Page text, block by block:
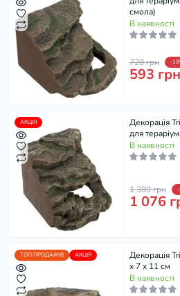
смола)
В наявності
728 грн -
593 грн
АКЦІЯ
Декорація
для
В наявності
1 389 грн
1 076
ТОП ПРОДАЖІВ АКЦІЯ
Декорація
x 7 x 11 см
В наявності